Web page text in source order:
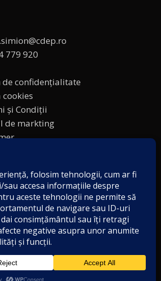
779 920
de confidențialitate
și Condiții
de markting